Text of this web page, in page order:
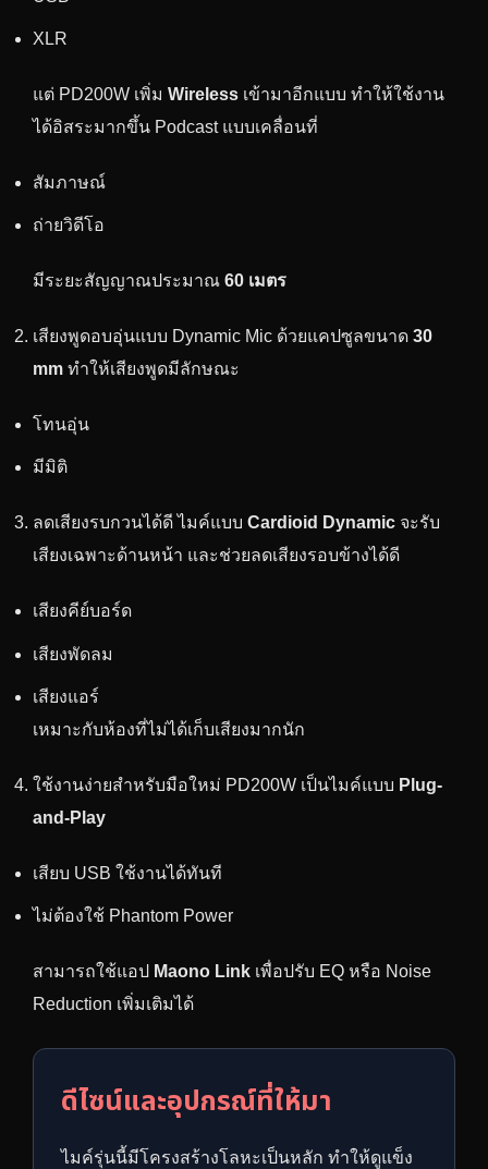
XLR
แต่ PD200W เพิ่ม Wireless เข้ามาอีกแบบ ทำให้ใช้งาน
ได้อิสระมากขึ้น Podcast แบบเคลื่อนที่
สัมภาษณ์
ถ่ายวิดีโอ
มีระยะสัญญาณประมาณ 60 เมตร
เสียงพูดอบอุ่นแบบ Dynamic Mic ด้วยแคปซูลขนาด 30
mm ทำให้เสียงพูดมีลักษณะ
โทนอุ่น
มีมิติ
ลดเสียงรบกวนได้ดี ไมค์แบบ Cardioid Dynamic จะรับ
เสียงเฉพาะด้านหน้า และช่วยลดเสียงรอบข้างได้ดี
เสียงคีย์บอร์ด
เสียงพัดลม
เสียงแอร์
เหมาะกับห้องที่ไม่ได้เก็บเสียงมากนัก
ใช้งานง่ายสำหรับมือใหม่ PD200W เป็นไมค์แบบ Plug-
and-Play
เสียบ USB ใช้งานได้ทันที
ไม่ต้องใช้ Phantom Power
สามารถใช้แอป Maono Link เพื่อปรับ EQ หรือ Noise
Reduction เพิ่มเติมได้
ดีไซน์และอุปกรณ์ที่ให้มา
ไมค์รุ่นนี้มีโครงสร้างโลหะเป็นหลัก ทำให้ดูแข็ง